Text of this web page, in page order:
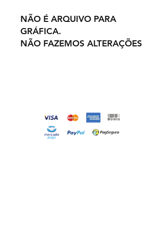
NÃO É ARQUIVO PARA
GRÁFICA.
NÃO FAZEMOS ALTERAÇÕES